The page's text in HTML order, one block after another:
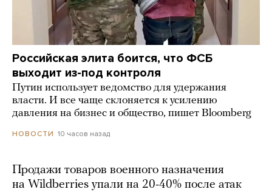
Российская элита боится, что ФСБ
выходит из-под контроля
Путин использует ведомство для удержания
власти. И все чаще склоняется к усилению
давления на бизнес и общество, пишет Bloomberg
НОВОСТИ 10 часов назад
Продажи товаров военного назначения
на Wildberries упали на 20-40% после атак